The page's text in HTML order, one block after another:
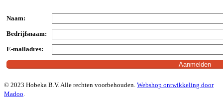
Naam:
Bedrijfsnaam:
E-mailadres:
© 2023 Hobeka B.V. Alle rechten voorbehouden. Webshop ontwikkeling door
Madoo.